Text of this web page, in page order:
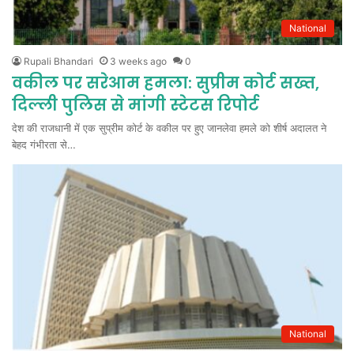
National
Rupali Bhandari 3 weeks ago 0
वकील पर सरेआम हमला: सुप्रीम कोर्ट सख्त,
दिल्ली पुलिस से मांगी स्टेटस रिपोर्ट
देश की राजधानी में एक सुप्रीम कोर्ट के वकील पर हुए जानलेवा हमले को शीर्ष अदालत ने
बेहद गंभीरता से…
National